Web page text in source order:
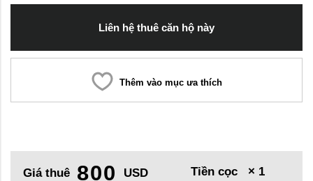
Liên hệ thuê căn hộ này
Thêm vào mục ưa thích
Giá thuê 800 USD Tiền cọc × 1